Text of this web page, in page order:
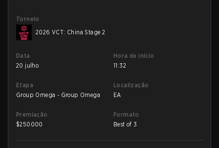
Torneio
2026 VCT: China Stage 2
Data
20 julho
Hora de início
11:32
Etapa
Group Omega - Group Omega
Localização
EA
Premiação
$250000
Formato
Best of 3